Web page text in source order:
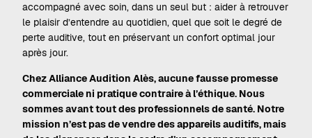
accompagné avec soin, dans un seul but : aider à retrouver
le plaisir d’entendre au quotidien, quel que soit le degré de
perte auditive, tout en préservant un confort optimal jour
après jour.
Chez Alliance Audition Alès, aucune fausse promesse
commerciale ni pratique contraire à l’éthique. Nous
sommes avant tout des professionnels de santé. Notre
mission n’est pas de vendre des appareils auditifs, mais